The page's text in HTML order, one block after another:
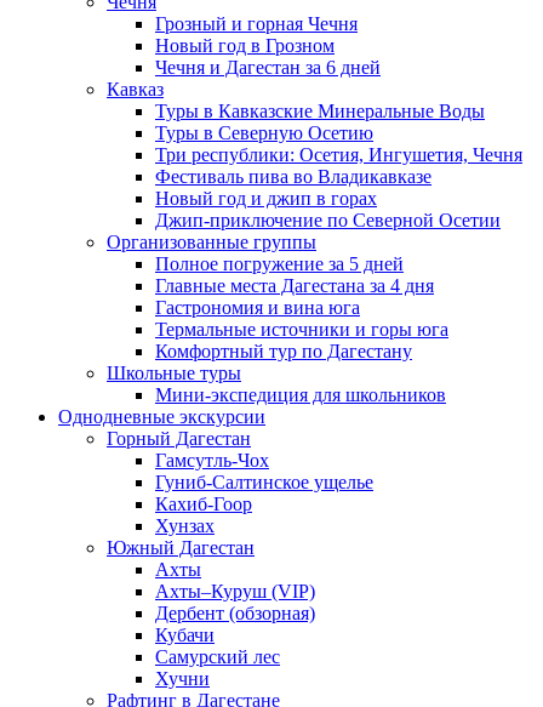
Грозный и горная Чечня
Новый год в Грозном
Чечня и Дагестан за 6 дней
Кавказ
Туры в Кавказские Минеральные Воды
Туры в Северную Осетию
Три республики: Осетия, Ингушетия, Чечня
Фестиваль пива во Владикавказе
Новый год и джип в горах
Джип-приключение по Северной Осетии
Организованные группы
Полное погружение за 5 дней
Главные места Дагестана за 4 дня
Гастрономия и вина юга
Термальные источники и горы юга
Комфортный тур по Дагестану
Школьные туры
Мини-экспедиция для школьников
Однодневные экскурсии
Горный Дагестан
Гамсутль-Чох
Гуниб-Салтинское ущелье
Кахиб-Гоор
Хунзах
Южный Дагестан
Ахты
Ахты–Куруш (VIP)
Дербент (обзорная)
Кубачи
Самурский лес
Хучни
Рафтинг в Дагестане